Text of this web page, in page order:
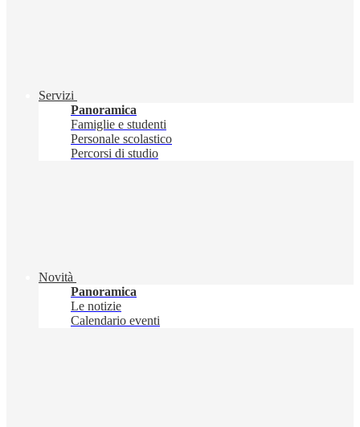
Servizi
Panoramica
Famiglie e studenti
Personale scolastico
Percorsi di studio
Novità
Panoramica
Le notizie
Calendario eventi